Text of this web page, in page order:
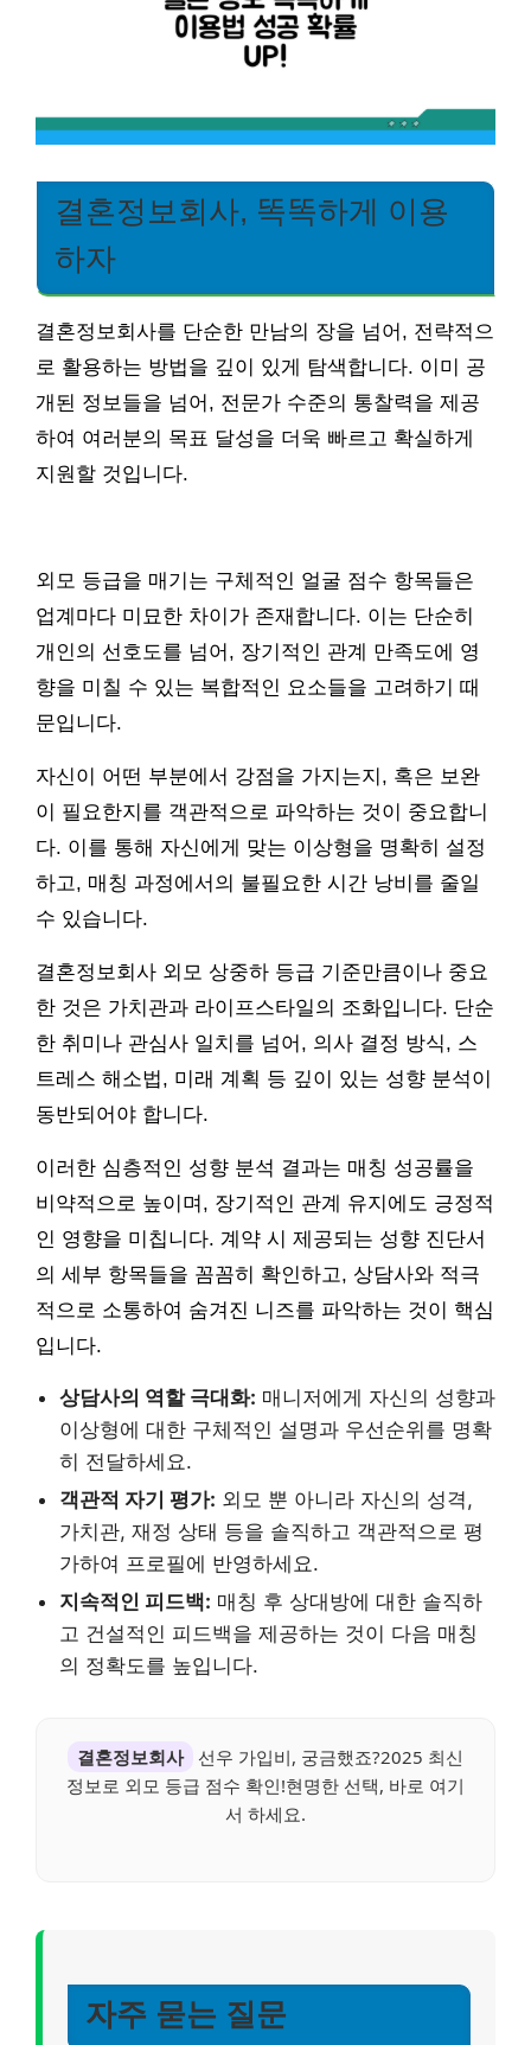
결혼정보회사, 똑똑하게 이용
하자
결혼정보회사를 단순한 만남의 장을 넘어, 전략적으
로 활용하는 방법을 깊이 있게 탐색합니다. 이미 공
개된 정보들을 넘어, 전문가 수준의 통찰력을 제공
하여 여러분의 목표 달성을 더욱 빠르고 확실하게
지원할 것입니다.
외모 등급을 매기는 구체적인 얼굴 점수 항목들은
업계마다 미묘한 차이가 존재합니다. 이는 단순히
개인의 선호도를 넘어, 장기적인 관계 만족도에 영
향을 미칠 수 있는 복합적인 요소들을 고려하기 때
문입니다.
자신이 어떤 부분에서 강점을 가지는지, 혹은 보완
이 필요한지를 객관적으로 파악하는 것이 중요합니
다. 이를 통해 자신에게 맞는 이상형을 명확히 설정
하고, 매칭 과정에서의 불필요한 시간 낭비를 줄일
수 있습니다.
결혼정보회사 외모 상중하 등급 기준만큼이나 중요
한 것은 가치관과 라이프스타일의 조화입니다. 단순
한 취미나 관심사 일치를 넘어, 의사 결정 방식, 스
트레스 해소법, 미래 계획 등 깊이 있는 성향 분석이
동반되어야 합니다.
이러한 심층적인 성향 분석 결과는 매칭 성공률을
비약적으로 높이며, 장기적인 관계 유지에도 긍정적
인 영향을 미칩니다. 계약 시 제공되는 성향 진단서
의 세부 항목들을 꼼꼼히 확인하고, 상담사와 적극
적으로 소통하여 숨겨진 니즈를 파악하는 것이 핵심
입니다.
상담사의 역할 극대화: 매니저에게 자신의 성향과
이상형에 대한 구체적인 설명과 우선순위를 명확
히 전달하세요.
객관적 자기 평가: 외모 뿐 아니라 자신의 성격,
가치관, 재정 상태 등을 솔직하고 객관적으로 평
가하여 프로필에 반영하세요.
지속적인 피드백: 매칭 후 상대방에 대한 솔직하
고 건설적인 피드백을 제공하는 것이 다음 매칭
의 정확도를 높입니다.
결혼정보회사
선우 가입비, 궁금했죠?2025 최신
정보로 외모 등급 점수 확인!현명한 선택, 바로 여기
서 하세요.
자주 묻는 질문